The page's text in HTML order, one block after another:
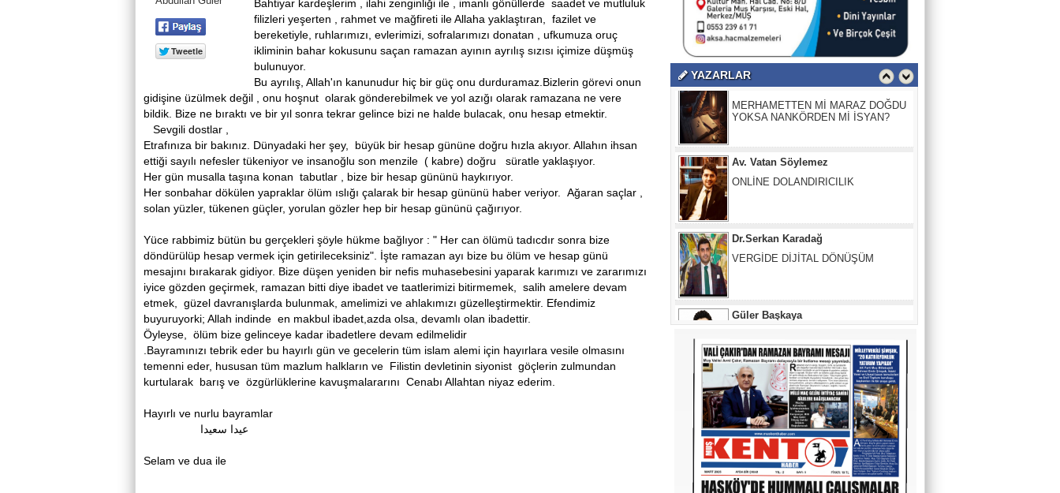
Bahtiyar kardeşlerim , ilahi zenginliği ile , imanlı gönüllerde saadet ve mutluluk
filizleri yeşerten , rahmet ve mağfireti ile Allaha yaklaştıran, fazilet ve
bereketiyle, ruhlarımızı, evlerimizi, sofralarımızı donatan , ufkumuza oruç
ikliminin bahar kokusunu saçan ramazan ayının ayrılış sızısı içimize düşmüş
bulunuyor.
Bu ayrılış, Allah'ın kanunudur hiç bir güç onu durduramaz.Bizlerin görevi onun
gidişine üzülmek değil , onu hoşnut olarak gönderebilmek ve yol azığı olarak ramazana ne vere
bildik. Bize ne bıraktı ve bir yıl sonra tekrar gelince bizi ne halde bulacak, onu hesap etmektir.
Sevgili dostlar ,
Etrafınıza bir bakınız. Dünyadaki her şey, büyük bir hesap gününe doğru hızla akıyor. Allahın ihsan
ettiği sayılı nefesler tükeniyor ve insanoğlu son menzile ( kabre) doğru süratle yaklaşıyor.
Her gün musalla taşına konan tabutlar , bize bir hesap gününü haykırıyor.
Her sonbahar dökülen yapraklar ölüm ıslığı çalarak bir hesap gününü haber veriyor. Ağaran saçlar ,
solan yüzler, tükenen güçler, yorulan gözler hep bir hesap gününü çağırıyor.
Yüce rabbimiz bütün bu gerçekleri şöyle hükme bağlıyor : " Her can ölümü tadıcdır sonra bize
döndürülüp hesap vermek için getirileceksiniz". İşte ramazan ayı bize bu ölüm ve hesap günü
mesajını bırakarak gidiyor. Bize düşen yeniden bir nefis muhasebesini yaparak karımızı ve zararımızı
iyice gözden geçirmek, ramazan bitti diye ibadet ve taatlerimizi bitirmemek, salih amelere devam
etmek, güzel davranışlarda bulunmak, amelimizi ve ahlakımızı güzelleştirmektir. Efendimiz
buyuruyorki; Allah indinde en makbul ibadet,azda olsa, devamlı olan ibadettir.
Öyleyse, ölüm bize gelinceye kadar ibadetlere devam edilmelidir
.Bayramınızı tebrik eder bu hayırlı gün ve gecelerin tüm islam alemi için hayırlara vesile olmasını
temenni eder, hususan tüm mazlum halkların ve Filistin devletinin siyonist göçlerin zulmundan
kurtularak barış ve özgürlüklerine kavuşmalararını Cenabı Allahtan niyaz ederim.
Hayırlı ve nurlu bayramlar
عيدا سعيدا
Selam ve dua ile
YAZARLAR
PENCERE
MERHAMETTEN Mİ MARAZ DOĞDU
YOKSA NANKÖRDEN Mİ İSYAN?
Av. Vatan Söylemez
ONLİNE DOLANDIRICILIK
Dr.Serkan Karadağ
Güler Başkaya
O Sesler Hâlâ Kulaklarımda